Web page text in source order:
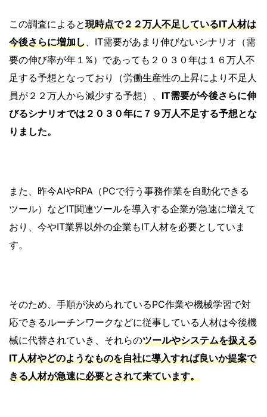
この調査によると現時点で２２万人不足しているIT人材は
今後さらに増加し 、IT需要があまり伸びないシナリオ（需
要の伸び率が年１%）であっても２０３０年は１６万人不
足する予想となっており（労働生産性の上昇により不足人
員が２２万人から減少する予想）、 IT需要が今後さらに伸
びるシナリオでは２０３０年に７９万人不足する予想とな
りました。
また、昨今AIやRPA（PCで行う事務作業を自動化できる
ツール）などIT関連ツールを導入する企業が急速に増えて
おり、今やIT業界以外の企業もIT人材を必要としていま
す。
そのため、手順が決められているPC作業や機械学習で対
応できるルーチンワークなどに従事している人材は今後機
械に代替されていき、それらのツールやシステムを扱える
IT人材やどのようなものを自社に導入すれば良いか提案で
きる人材が急速に必要とされて来ています。